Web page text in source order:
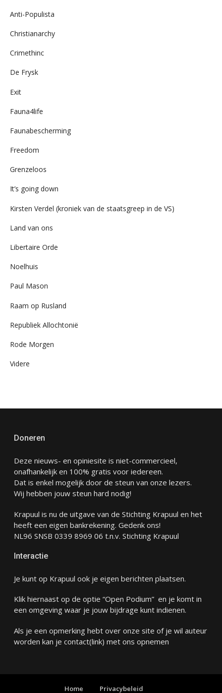
Anti-Populista
Christianarchy
Crimethinc
De Frysk
Exit
Fauna4life
Faunabescherming
Freedom
Grenzeloos
It’s going down
Kirsten Verdel (kroniek van de staatsgreep in de VS)
Land van ons
Libertaire Orde
Noelhuis
Paul Mason
Raam op Rusland
Republiek Allochtonië
Rode Morgen
Videre
Doneren
Deze nieuws- en opiniesite is niet-commercieel,
onafhankelijk en 100% gratis voor iedereen.
Dat is enkel mogelijk door de steun van onze lezers.
Wij hebben jouw steun hard nodig!
Krapuul is nu de uitgave van de Stichting Krapuul en het
heeft een eigen bankrekening. Gedenk ons!
NL96 SNSB 0339 8969 06 t.n.v. Stichting Krapuul
Interactie
Je kunt op Krapuul ook je eigen berichten plaatsen.
Klik hiernaast op de optie “Open Podium” en je komt in
een omgeving waar je jouw bijdrage kunt indienen.
Als je een opmerking hebt over onze site of je wil auteur
worden kan je contact(link) met ons opnemen
Home Privacybeleid